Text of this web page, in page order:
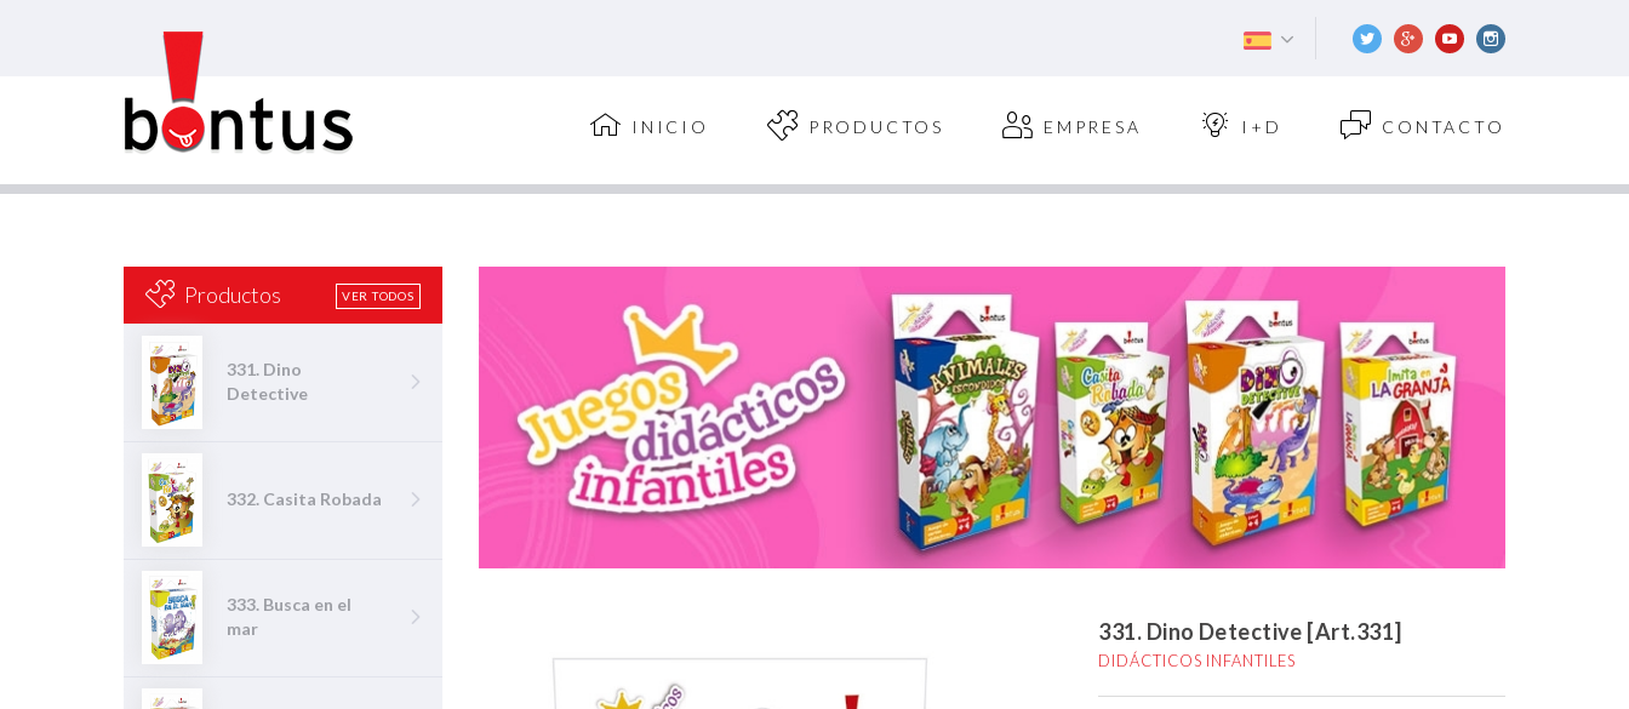
INICIO PRODUCTOS EMPRESA I+D CONTACTO
TwitterGoogle+YoutubeInstagram
331. Dino Detective [Art.331]
DIDÁCTICOS INFANTILES
Productos VER TODOS
331. Dino
Detective
332. Casita Robada
333. Busca en el
mar